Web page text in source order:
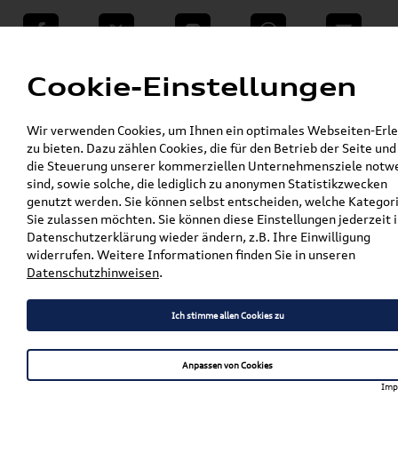
teilen Twitter Instagram WhatsApp E-Mail
VW Shop - VW Originalteile und Zubehör »
VW Zubehör » Kollektion & Lifestyle »
Kinderfahrzeuge »
Original VW Kinderfahrzeug Petrol / Seeblau,
T1, Heritage Kollektion 7E9087500
Original VW Kinderfahrzeug
Petrol / Seeblau, T1,
Heritage Kollektion
7E9087500
Cookie-Einstellungen
Wir verwenden Cookies, um Ihnen ein optimales Webseiten-
zu bieten. Dazu zählen Cookies, die für den Betrieb der Seite
die Steuerung unserer kommerziellen Unternehmensziele
sind, sowie solche, die lediglich zu anonymen Statistikzwecken
genutzt werden. Sie können selbst entscheiden, welche
Sie zulassen möchten. Sie können diese Einstellungen jederzeit
Datenschutzerklärung wieder ändern, z.B. Ihre Einwilligung
widerrufen. Weitere Informationen finden Sie in unseren
Datenschutzhinweisen.
Ich stimme allen Cookies zu
Anpassen von Cookies